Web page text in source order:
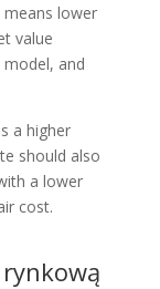
means lower
value
model, and
a higher
should also
a lower
cost.